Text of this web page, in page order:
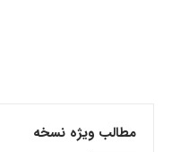
مطالب ویژه نسخه